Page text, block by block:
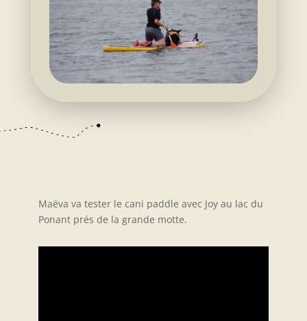
Maëva va tester le cani paddle avec Joy au lac du
Ponant prés de la grande motte.